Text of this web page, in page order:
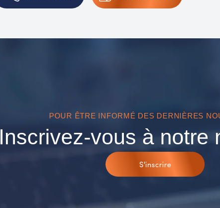
POUR ÊTRE INFORMÉ DES DERNIÈRES
Inscrivez-vous à notre
S'inscrire